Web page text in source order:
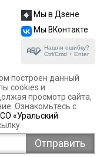
Мы в Дзене
Мы ВКонтакте
Нашли ошибку?
Ctrl/Cmd + Enter
построен данный
cookies и
просмотр сайта,
Ознакомьтесь с
«Уральский